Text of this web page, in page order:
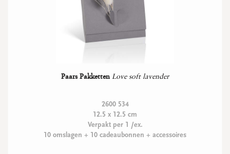
Paars Pakketten Love soft lavender
2600 534
12.5 x 12.5 cm
Verpakt per 1 /ex.
10 omslagen + 10 cadeaubonnen + accessoires